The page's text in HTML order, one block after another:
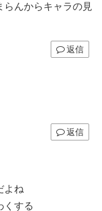
らんからキャラの見
返信
返信
よね
くする